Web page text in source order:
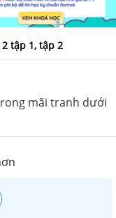
tập 1, tập 2
mãi tranh dưới